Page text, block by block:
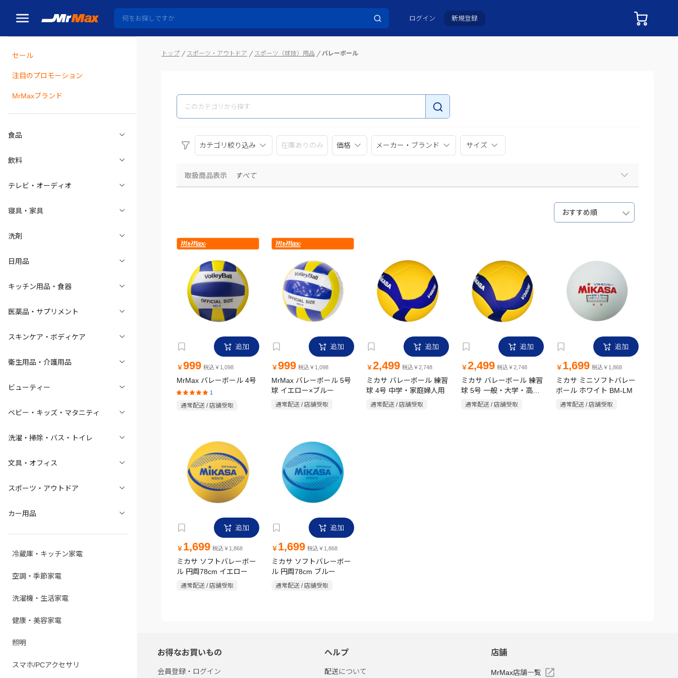
ログイン 新規登録
セール
注目のプロモーション
MrMaxブランド
食品
飲料
テレビ・オーディオ
寝具・家具
洗剤
日用品
キッチン用品・食器
医薬品・サプリメント
スキンケア・ボディケア
衛生用品・介護用品
ビューティー
ベビー・キッズ・マタニティ
洗濯・掃除・バス・トイレ
文具・オフィス
スポーツ・アウトドア
カー用品
冷蔵庫・キッチン家電
空調・季節家電
洗濯機・生活家電
健康・美容家電
照明
スマホ/PCアクセサリ
トップ スポーツ・アウトドア スポーツ（球技）用品 バレーボール
カテゴリ絞り込み 在庫ありのみ 価格 メーカー・ブランド サイズ
取扱商品表示 すべて
おすすめ順
追加
￥999 税込￥1,098
MrMax バレーボール 4号
1
通常配送 / 店舗受取
追加
￥999 税込￥1,098
MrMax バレーボール 5号
球 イエロー×ブルー
通常配送 / 店舗受取
追加
￥2,499 税込￥2,748
ミカサ バレーボール 練習
球 4号 中学・家庭婦人用
通常配送 / 店舗受取
追加
￥2,499 税込￥2,748
ミカサ バレーボール 練習
球 5号 一般・大学・高校
用
通常配送 / 店舗受取
追加
￥ 1,699 税込￥1,868
ミカサ ミニソフトバレー
ボール ホワイト BM-LM
通常配送 / 店舗受取
追加
￥ 1,699 税込￥1,868
ミカサ ソフトバレーボー
ル 円周78cm イエロー
通常配送 / 店舗受取
追加
￥ 1,699 税込￥1,868
ミカサ ソフトバレーボー
ル 円周78cm ブルー
通常配送 / 店舗受取
お得なお買いもの
会員登録・ログイン
ヘルプ
配送について
店舗
MrMax店舗一覧